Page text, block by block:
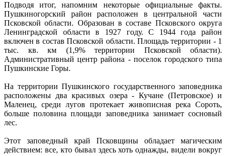
Подводя итог, напомним некоторые официальные факты.
Пушкиногорский район расположен в центральной части
Псковской области. Образован в составе Псковского округа
Ленинградской области в 1927 году. С 1944 года район
включен в состав Псковской области. Площадь территории - 1
тыс. кв. км (1,9% территории Псковской области).
Административный центр района - поселок городского типа
Пушкинские Горы.
На территории Пушкинского государственного заповедника
расположены два красивых озера -Кучане (Петровское) и
Маленец, среди лугов протекает живописная река Сороть,
больше половина площади заповедника занимает сосновый
лес.
Этот заповедный край Псковщины обладает магическим
действием: все, кто бывал здесь хоть однажды, видели вокруг